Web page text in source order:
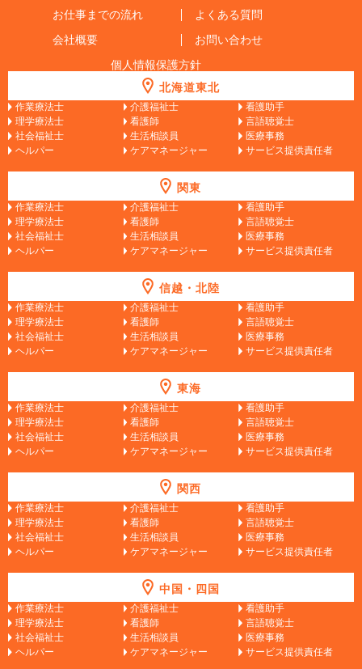
お仕事までの流れ
よくある質問
会社概要
お問い合わせ
個人情報保護方針
北海道東北
作業療法士 介護福祉士
看護助手
理学療法士
看護師
言語聴覚士
社会福祉士
生活相談員
医療事務
ヘルパー
ケアマネージャー サービス提供責任者
関東
作業療法士 介護福祉士
看護助手
理学療法士
看護師
言語聴覚士
社会福祉士
生活相談員
医療事務
ヘルパー
ケアマネージャー サービス提供責任者
信越・北陸
作業療法士 介護福祉士
看護助手
理学療法士
看護師
言語聴覚士
社会福祉士
生活相談員
医療事務
ヘルパー
ケアマネージャー サービス提供責任者
東海
作業療法士 介護福祉士
看護助手
理学療法士
看護師
言語聴覚士
社会福祉士
生活相談員
医療事務
ヘルパー
ケアマネージャー サービス提供責任者
関西
作業療法士 介護福祉士
看護助手
理学療法士
看護師
言語聴覚士
社会福祉士
生活相談員
医療事務
ヘルパー
ケアマネージャー サービス提供責任者
中国・四国
作業療法士 介護福祉士
看護助手
理学療法士
看護師
言語聴覚士
社会福祉士
生活相談員
医療事務
ヘルパー
ケアマネージャー サービス提供責任者